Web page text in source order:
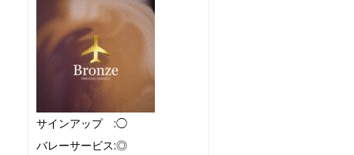
サインアップ :◯
バレーサービス:◎